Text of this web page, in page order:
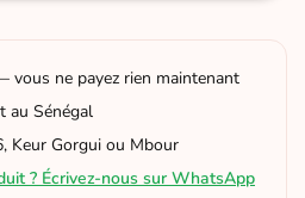
vous ne payez rien maintenant
au Sénégal
Keur Gorgui ou Mbour
? Écrivez-nous sur WhatsApp